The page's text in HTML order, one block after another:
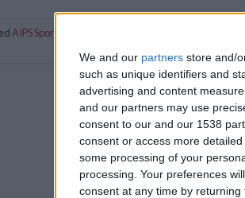
We and our partners store and/
such as unique identifiers and
advertising and content
and our partners may use
consent to our and our 1538
consent or access more
some processing of your
processing. Your preferences
consent at any time by
AIPS Sport Media Awards